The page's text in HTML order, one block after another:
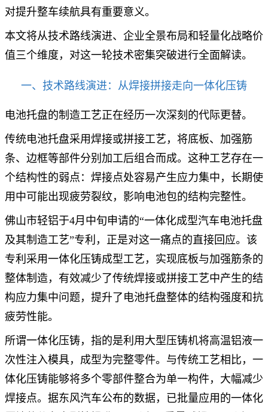
对提升整车续航具有重要意义。
本文将从技术路线演进、企业全景布局和轻量化战略价
值三个维度，对这一轮技术密集突破进行全面解读。
一、技术路线演进：从焊接拼接走向一体化压铸
电池托盘的制造工艺正在经历一次深刻的代际更替。
传统电池托盘采用焊接或拼接工艺，将底板、加强筋
条、边框等部件分别加工后组合而成。这种工艺存在一
个结构性的弱点：焊接点处容易产生应力集中，长期使
用中可能出现疲劳裂纹，影响电池包的结构完整性。
佛山市轻铝于4月中旬申请的“一体化成型汽车电池托盘
及其制造工艺”专利，正是对这一痛点的直接回应。该
专利采用一体化压铸成型工艺，实现底板与加强筋条的
整体制造，有效减少了传统焊接或拼接工艺中产生的结
构应力集中问题，提升了电池托盘整体的结构强度和抗
疲劳性能。
所谓一体化压铸，指的是利用大型压铸机将高温铝液一
次性注入模具，成型为完整零件。与传统工艺相比，一
体化压铸能够将多个零部件整合为单一构件，大幅减少
焊接点。据东风汽车公布的数据，已批量应用的一体化